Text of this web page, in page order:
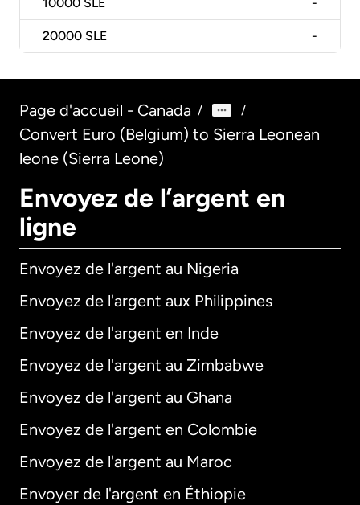
10000 SLE -
20000 SLE -
Page d'accueil - Canada / /
Convert Euro (Belgium) to Sierra Leonean
leone (Sierra Leone)
Envoyez de l’argent en
ligne
Envoyez de l'argent au Nigeria
Envoyez de l'argent aux Philippines
Envoyez de l'argent en Inde
Envoyez de l'argent au Zimbabwe
Envoyez de l'argent au Ghana
Envoyez de l'argent en Colombie
Envoyez de l'argent au Maroc
Envoyer de l'argent en Éthiopie